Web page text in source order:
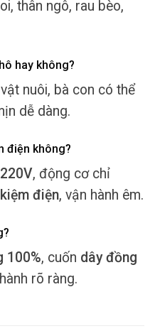
thân ngô, rau bèo,
hay không?
nuôi, bà con có thể
dễ dàng.
điện không?
, động cơ chỉ
điện, vận hành êm.
100%, cuốn dây đồng
rõ ràng.